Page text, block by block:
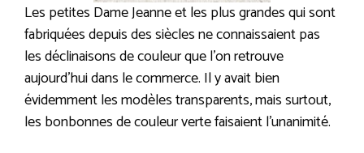
Les petites Dame Jeanne et les plus grandes qui sont
fabriquées depuis des siècles ne connaissaient pas
les déclinaisons de couleur que l’on retrouve
aujourd’hui dans le commerce. Il y avait bien
évidemment les modèles transparents, mais surtout,
les bonbonnes de couleur verte faisaient l’unanimité.